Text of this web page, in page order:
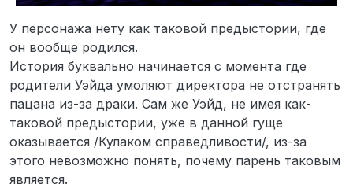
У персонажа нету как таковой предыстории, где
он вообще родился.
История буквально начинается с момента где
родители Уэйда умоляют директора не отстранять
пацана из-за драки. Сам же Уэйд, не имея как-
таковой предыстории, уже в данной гуще
оказывается /Кулаком справедливости/, из-за
этого невозможно понять, почему парень таковым
является.